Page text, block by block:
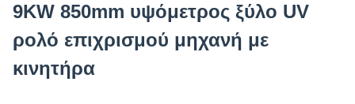
9KW 850mm υψόμετρος ξύλο UV
ρολό επιχρισμού μηχανή με
κινητήρα